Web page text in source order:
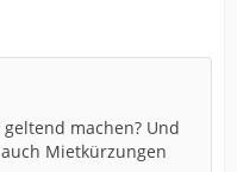
machen? Und
Mietkürzungen